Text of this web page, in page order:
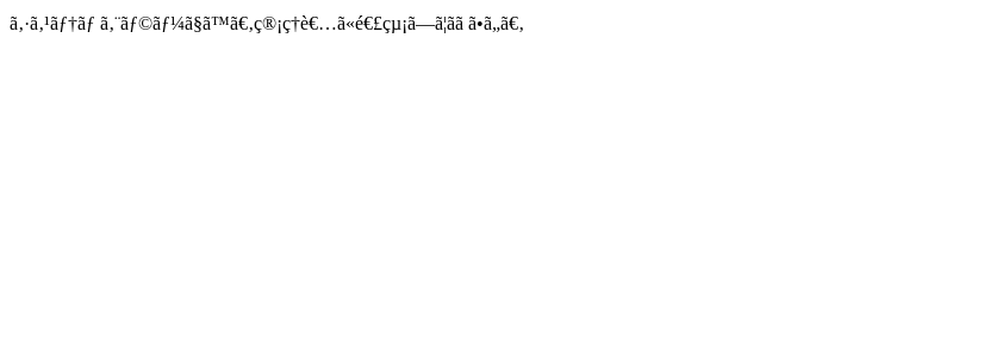
ã‚·ã‚¹ãƒ†ãƒ ã‚¨ãƒ©ãƒ¼ã§ã™ã€‚ç®¡ç†è€…ã«é€£çµ¡ã—ã¦ãã ã•ã„ã€‚